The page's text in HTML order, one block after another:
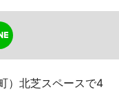
）北芝スペースで4